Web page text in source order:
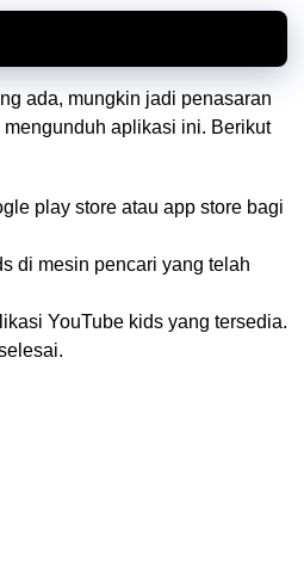
ada, mungkin jadi penasaran
aplikasi ini. Berikut
play store atau app store bagi
di mesin pencari yang telah
YouTube kids yang tersedia.